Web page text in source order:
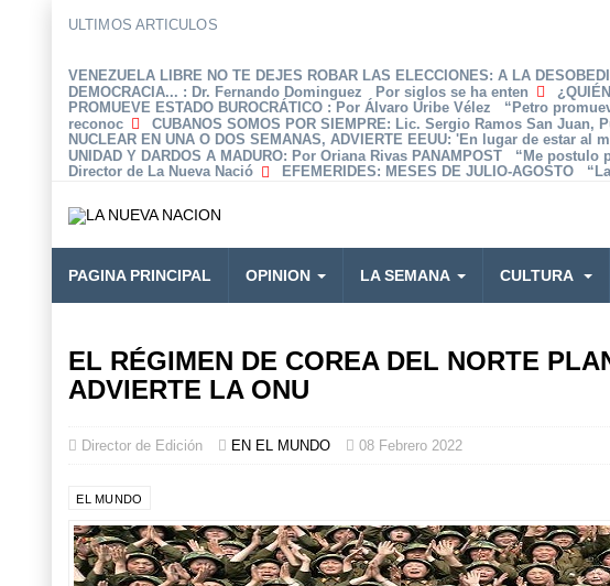
ULTIMOS ARTICULOS
VENEZUELA LIBRE NO TE DEJES ROBAR LAS ELECCIONES: A LA
DEMOCRACIA... : Dr. Fernando Dominguez Por siglos se ha enten
PROMUEVE ESTADO BUROCRÁTICO : Por Álvaro Uribe Vélez “Petro
reconoc
CUBANOS SOMOS POR SIEMPRE: Lic. Sergio Ramos San Juan,
NUCLEAR EN UNA O DOS SEMANAS, ADVIERTE EEUU: 'En lugar de estar al
UNIDAD Y DARDOS A MADURO: Por Oriana Rivas PANAMPOST “Me postulo
Director de La Nueva Nació
EFEMERIDES: MESES DE JULIO-AGOSTO
PAGINA PRINCIPAL OPINION LA SEMANA CULTURA
EL RÉGIMEN DE COREA DEL NORTE
ADVIERTE LA ONU
Director de Edición EN EL MUNDO 08 Febrero 2022
EL MUNDO